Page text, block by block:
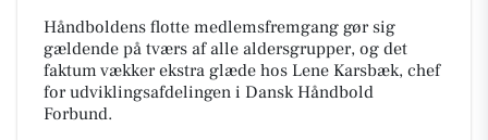
Håndboldens flotte medlemsfremgang gør sig
gældende på tværs af alle aldersgrupper, og det
faktum vækker ekstra glæde hos Lene Karsbæk, chef
for udviklingsafdelingen i Dansk Håndbold
Forbund.